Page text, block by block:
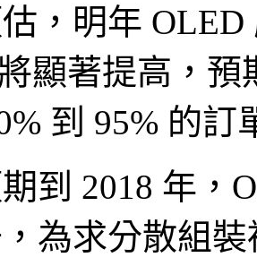
，明年 OLED
將顯著提高，
到 95% 的訂
到 2018 年，
為求分散組